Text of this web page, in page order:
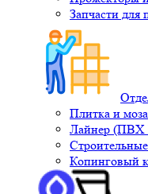
Запчасти для
Плитка и
Лайнер (ПВХ
Копинговый